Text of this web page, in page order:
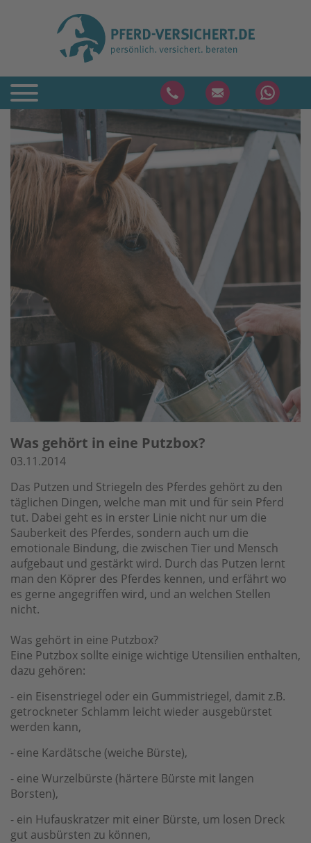
Was gehört in eine Putzbox?
03.11.2014
Das Putzen und Striegeln des Pferdes gehört zu den
täglichen Dingen, welche man mit und für sein Pferd
tut. Dabei geht es in erster Linie nicht nur um die
Sauberkeit des Pferdes, sondern auch um die
emotionale Bindung, die zwischen Tier und Mensch
aufgebaut und gestärkt wird. Durch das Putzen lernt
man den Köprer des Pferdes kennen, und erfährt wo
es gerne angegriffen wird, und an welchen Stellen
nicht.
Was gehört in eine Putzbox?
Eine Putzbox sollte einige wichtige Utensilien enthalten,
dazu gehören:
- ein Eisenstriegel oder ein Gummistriegel, damit z.B.
getrockneter Schlamm leicht wieder ausgebürstet
werden kann,
- eine Kardätsche (weiche Bürste),
- eine Wurzelbürste (härtere Bürste mit langen
Borsten),
- ein Hufauskratzer mit einer Bürste, um losen Dreck
gut ausbürsten zu können,